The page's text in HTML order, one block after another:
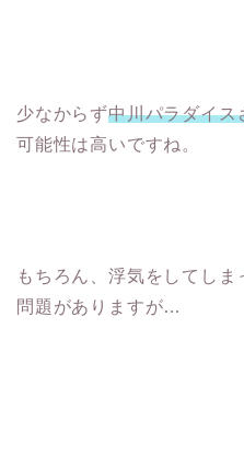
少なからず中川パラダイス
可能性は高いですね。
もちろん、浮気をしてし
問題がありますが…